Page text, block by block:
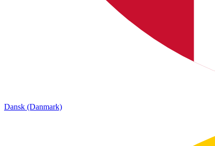
Dansk (Danmark)